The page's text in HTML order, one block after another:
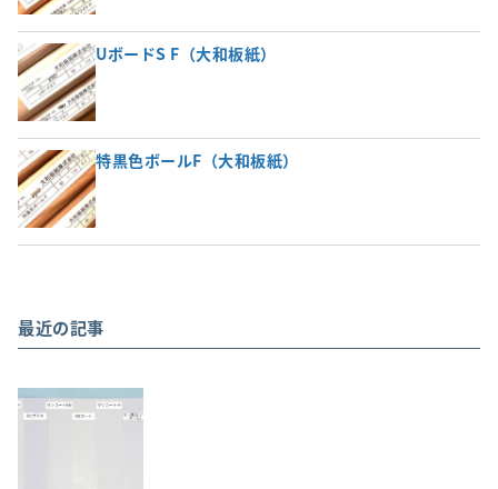
UボードS F（大和板紙）
特黒色ボールF（大和板紙）
最近の記事